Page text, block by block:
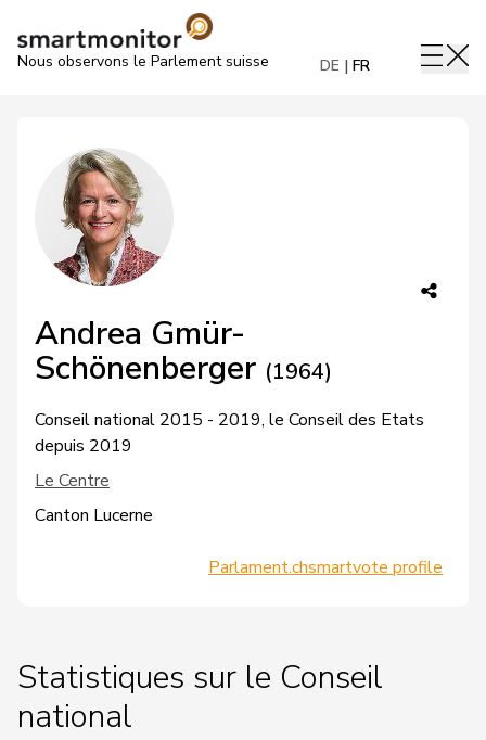
Nous observons le Parlement suisse DE FR
Andrea Gmür-
Schönenberger (1964)
Conseil national 2015 - 2019, le Conseil des Etats
depuis 2019
Le Centre
Canton Lucerne
Parlament.chsmartvote profile
Statistiques sur le Conseil
national